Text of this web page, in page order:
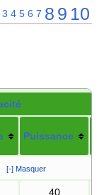
3 4 5 6 7 8 9 10
Puissance
[-] Masquer
40